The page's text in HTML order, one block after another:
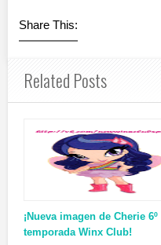
Share This:
Related Posts
¡Nueva imagen de Cherie 6º
temporada Winx Club!